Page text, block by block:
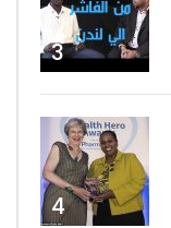
3
4